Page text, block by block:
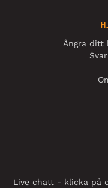
Ångra ditt
Live chatt - klicka på